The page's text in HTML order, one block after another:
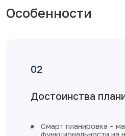
Особенности
Достоинства
Смарт планировка –
функциональности на